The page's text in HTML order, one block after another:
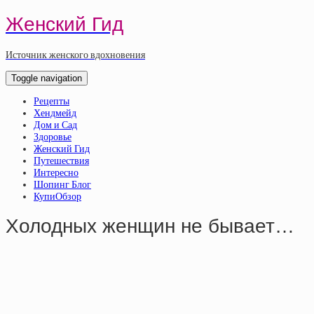
Женский Гид
Источник женского вдохновения
Toggle navigation
Рецепты
Хендмейд
Дом и Сад
Здоровье
Женский Гид
Путешествия
Интересно
Шопинг Блог
КупиОбзор
Холодных женщин не бывает…